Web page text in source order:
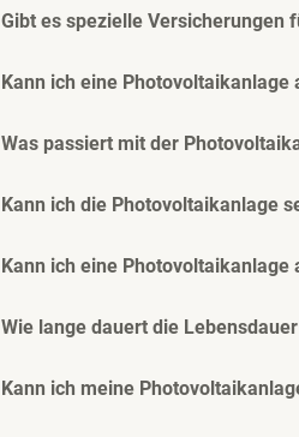
Gibt es spezielle Versicherungen
Kann ich eine
Was passiert mit der
Kann ich die Photovoltaikanlage
Kann ich eine
Wie lange dauert die
Kann ich meine